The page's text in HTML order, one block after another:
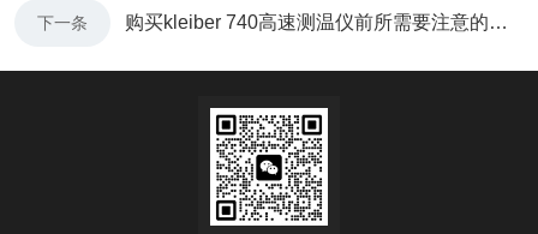
下一条 购买kleiber 740高速测温仪前所需要注意的关键要点分享